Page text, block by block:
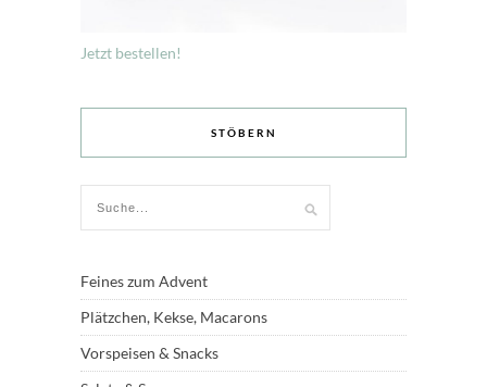
Jetzt bestellen!
STÖBERN
Feines zum Advent
Plätzchen, Kekse, Macarons
Vorspeisen & Snacks